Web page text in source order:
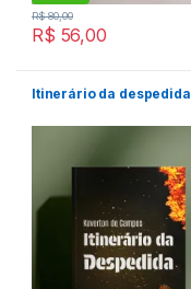
R$ 56,00
R$80,00
Itinerário da despedida